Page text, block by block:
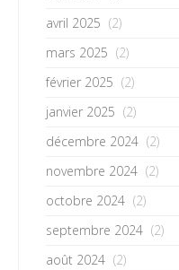
avril 2025 (2)
mars 2025 (2)
février 2025 (2)
janvier 2025 (2)
décembre 2024 (2)
novembre 2024 (2)
octobre 2024 (2)
septembre 2024 (2)
août 2024 (2)